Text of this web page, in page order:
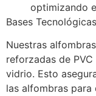
optimizando
Bases
Nuestras
reforzadas de
vidrio. Esto
las alfombras para